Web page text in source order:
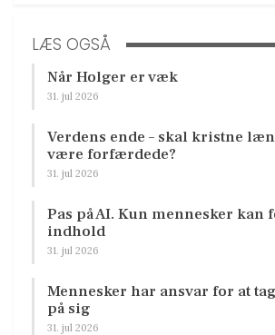
LÆS OGSÅ
Når Holger er væk
31. jul 2026
Verdens ende – skal kristne
være forfærdede?
31. jul 2026
Pas på AI. Kun mennesker
indhold
31. jul 2026
Mennesker har ansvar for at
på sig
31. jul 2026